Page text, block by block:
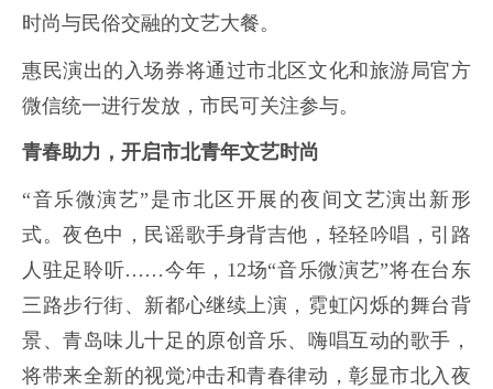
时尚与民俗交融的文艺大餐。
惠民演出的入场券将通过市北区文化和旅游局官方
微信统一进行发放，市民可关注参与。
青春助力，开启市北青年文艺时尚
“音乐微演艺”是市北区开展的夜间文艺演出新形
式。夜色中，民谣歌手身背吉他，轻轻吟唱，引路
人驻足聆听……今年，12场“音乐微演艺”将在台东
三路步行街、新都心继续上演，霓虹闪烁的舞台背
景、青岛味儿十足的原创音乐、嗨唱互动的歌手，
将带来全新的视觉冲击和青春律动，彰显市北入夜